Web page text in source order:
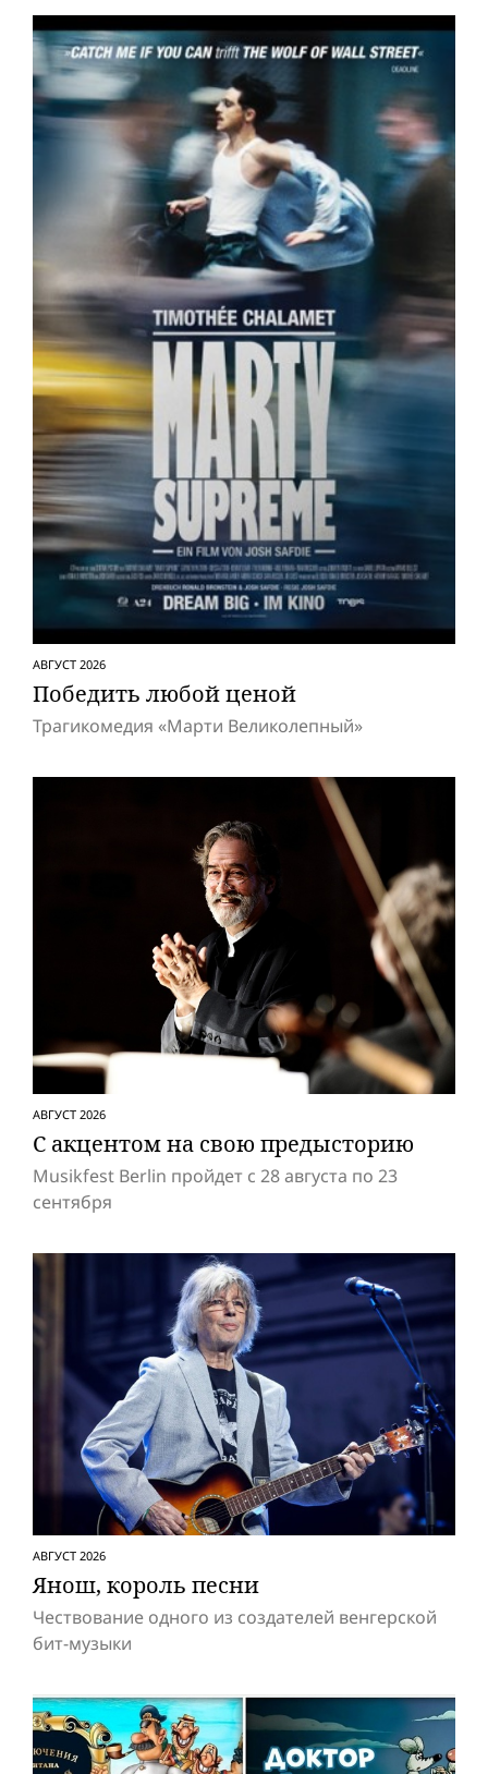
АВГУСТ 2026
Победить любой ценой
Трагикомедия «Марти Великолепный»
АВГУСТ 2026
С акцентом на свою предысторию
Musikfest Berlin пройдет с 28 августа по 23
сентября
АВГУСТ 2026
Янош, король песни
Чествование одного из создателей венгерской
бит-музыки